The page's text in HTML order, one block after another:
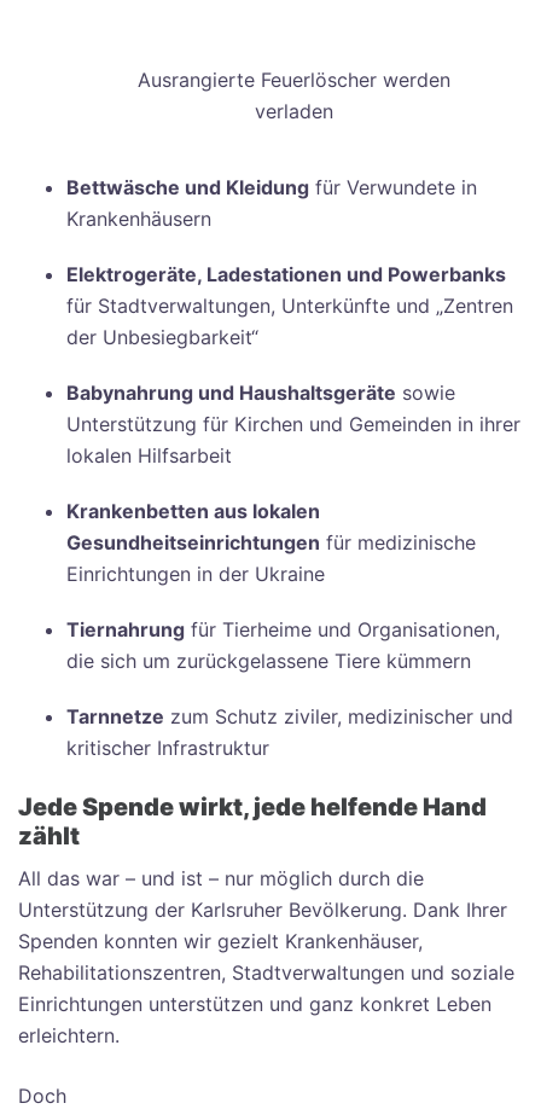
Ausrangierte Feuerlöscher werden
verladen
Bettwäsche und Kleidung für Verwundete in
Krankenhäusern
Elektrogeräte, Ladestationen und Powerbanks
für Stadtverwaltungen, Unterkünfte und „Zentren
der Unbesiegbarkeit“
Babynahrung und Haushaltsgeräte sowie
Unterstützung für Kirchen und Gemeinden in ihrer
lokalen Hilfsarbeit
Krankenbetten aus lokalen
Gesundheitseinrichtungen für medizinische
Einrichtungen in der Ukraine
Tiernahrung für Tierheime und Organisationen,
die sich um zurückgelassene Tiere kümmern
Tarnnetze zum Schutz ziviler, medizinischer und
kritischer Infrastruktur
Jede Spende wirkt, jede helfende Hand
zählt
All das war – und ist – nur möglich durch die
Unterstützung der Karlsruher Bevölkerung. Dank Ihrer
Spenden konnten wir gezielt Krankenhäuser,
Rehabilitationszentren, Stadtverwaltungen und soziale
Einrichtungen unterstützen und ganz konkret Leben
erleichtern.
Doch